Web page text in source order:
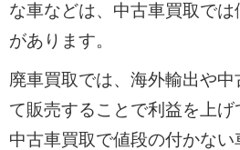
な車などは、中古車買取で
があります。
廃車買取では、海外輸出や
て販売することで利益を上
中古車買取で値段の付かな